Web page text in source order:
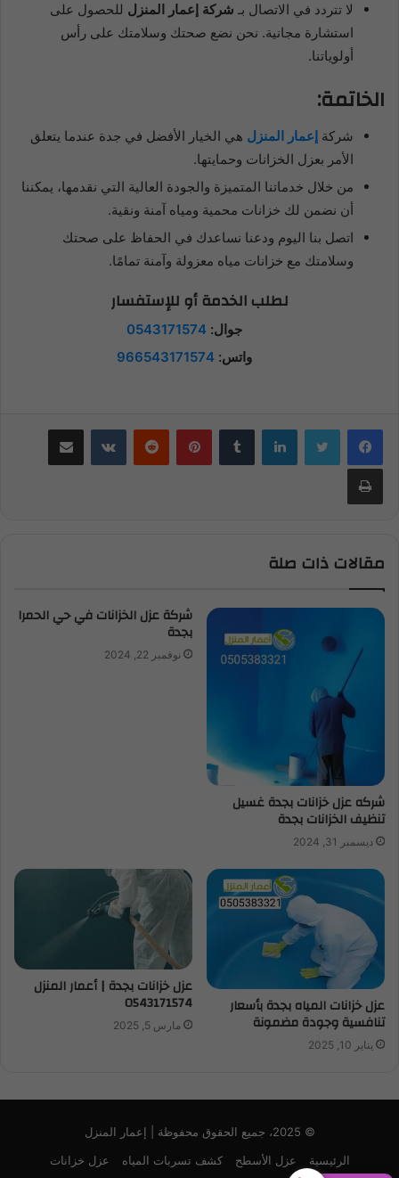
لا تتردد في الاتصال بـ شركة إعمار المنزل للحصول على
استشارة مجانية. نحن نضع صحتك وسلامتك على رأس
أولوياتنا.
الخاتمة:
شركة إعمار المنزل هي الخيار الأفضل في جدة عندما يتعلق
الأمر بعزل الخزانات وحمايتها.
من خلال خدماتنا المتميزة والجودة العالية التي نقدمها، يمكننا
أن نضمن لك خزانات محمية ومياه آمنة ونقية.
اتصل بنا اليوم ودعنا نساعدك في الحفاظ على صحتك
وسلامتك مع خزانات مياه معزولة وآمنة تمامًا.
لطلب الخدمة أو للإستفسار
جوال:0543171574
واتس:966543171574
لينكدإن بينتيريست مشاركة عبر البريد
طباعة
مقالات ذات صلة
شركه عزل خزانات بجدة غسيل
تنظيف الخزانات بجدة
ديسمبر 31, 2024
شركة عزل الخزانات في حي الحمرا
بجدة
نوفمبر 22, 2024
عزل خزانات المياه بجدة بأسعار
تنافسية وجودة مضمونة
يناير 10, 2025
عزل خزانات بجدة | أعمار المنزل
0543171574
مارس 5, 2025
© 2025، جميع الحقوق محفوظة | إعمار المنزل
الرئيسية
عزل الأسطح كشف تسربات المياه عزل خزانات